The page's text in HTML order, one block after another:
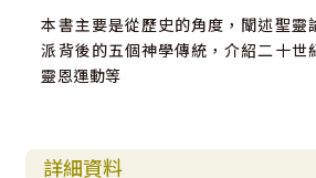
本書主要是從歷史的角度，闡述聖靈
派背後的五個神學傳統，介紹二十世
靈恩運動等
詳細資料